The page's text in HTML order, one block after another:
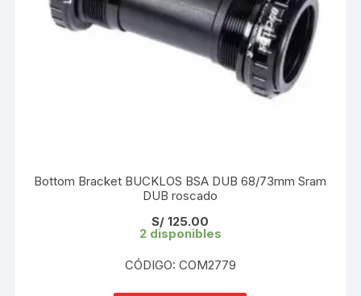
Bottom Bracket BUCKLOS BSA DUB 68/73mm Sram
DUB roscado
S/ 125.00
2 disponibles
CÓDIGO: COM2779